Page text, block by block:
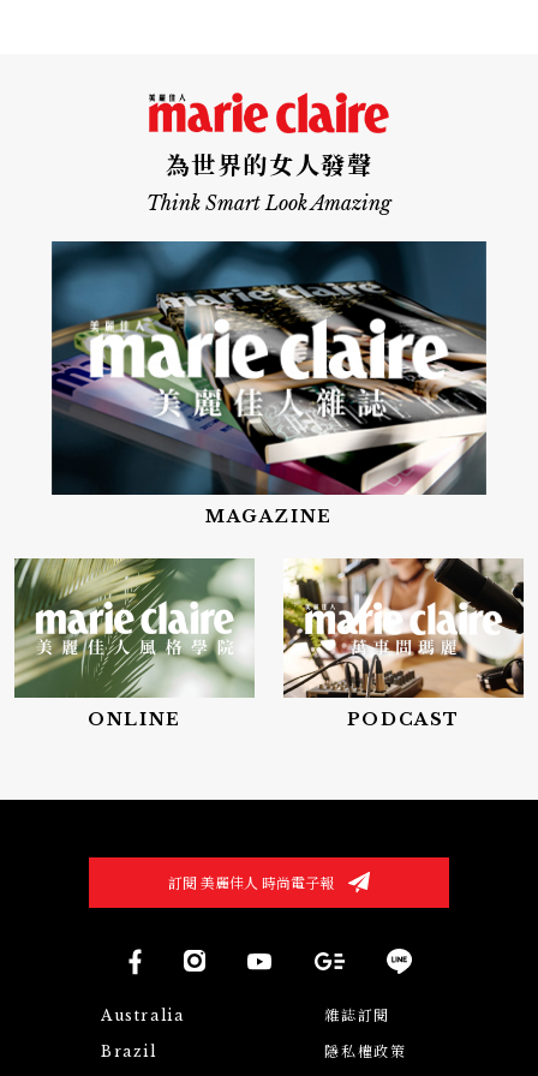
為世界的女人發聲
Think Smart Look Amazing
MAGAZINE
ONLINE PODCAST
Australia
Brazil
訂閱 美麗佳人 時尚電子報
雜誌訂閱
隱私權政策